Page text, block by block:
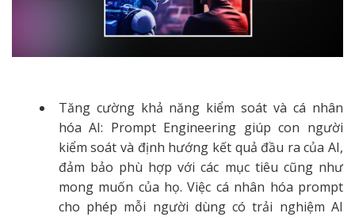
Tăng cường khả năng kiểm soát và cá nhân
hóa AI: Prompt Engineering giúp con người
kiểm soát và định hướng kết quả đầu ra của AI,
đảm bảo phù hợp với các mục tiêu cũng như
mong muốn của họ. Việc cá nhân hóa prompt
cho phép mỗi người dùng có trải nghiệm AI